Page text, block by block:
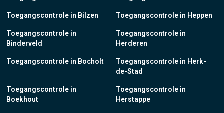
Toegangscontrole in Bilzen
Toegangscontrole in
Binderveld
Toegangscontrole in Bocholt
Toegangscontrole in
Boekhout
Toegangscontrole in Heppen
Toegangscontrole in
Herderen
Toegangscontrole in Herk-
de-Stad
Toegangscontrole in
Herstappe